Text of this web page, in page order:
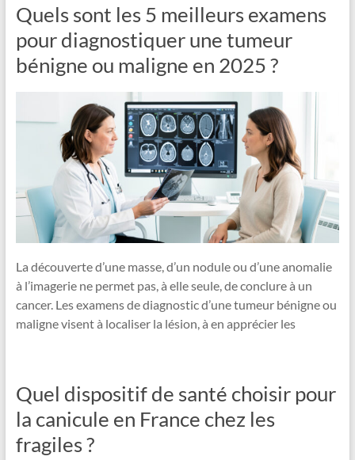
Quels sont les 5 meilleurs examens
pour diagnostiquer une tumeur
bénigne ou maligne en 2025 ?
La découverte d’une masse, d’un nodule ou d’une anomalie
à l’imagerie ne permet pas, à elle seule, de conclure à un
cancer. Les examens de diagnostic d’une tumeur bénigne ou
maligne visent à localiser la lésion, à en apprécier les
Quel dispositif de santé choisir pour
la canicule en France chez les
fragiles ?